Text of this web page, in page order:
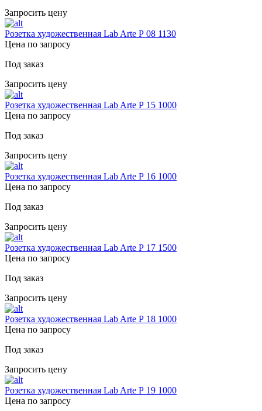
Запросить цену
Розетка художественная Lab Arte Р 08 1130
Цена по запросу
Под заказ
Запросить цену
Розетка художественная Lab Arte Р 15 1000
Цена по запросу
Под заказ
Запросить цену
Розетка художественная Lab Arte Р 16 1000
Цена по запросу
Под заказ
Запросить цену
Розетка художественная Lab Arte Р 17 1500
Цена по запросу
Под заказ
Запросить цену
Розетка художественная Lab Arte Р 18 1000
Цена по запросу
Под заказ
Запросить цену
Розетка художественная Lab Arte Р 19 1000
Цена по запросу